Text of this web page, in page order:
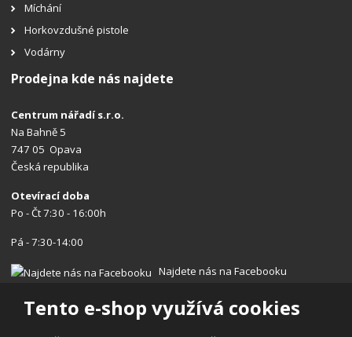
Tento e-shop využívá cookies
Míchání
Horkovzdušné pistole
Vodárny
Prodejna kde nás najdete
Centrum nářadí s.r.o.
Na Bahně 5
747 05 Opava
Česká republika
Otevírací doba
Po - Čt 7:30 - 16:00h
Pá - 7:30-14:00
Najdete nás na Facebooku